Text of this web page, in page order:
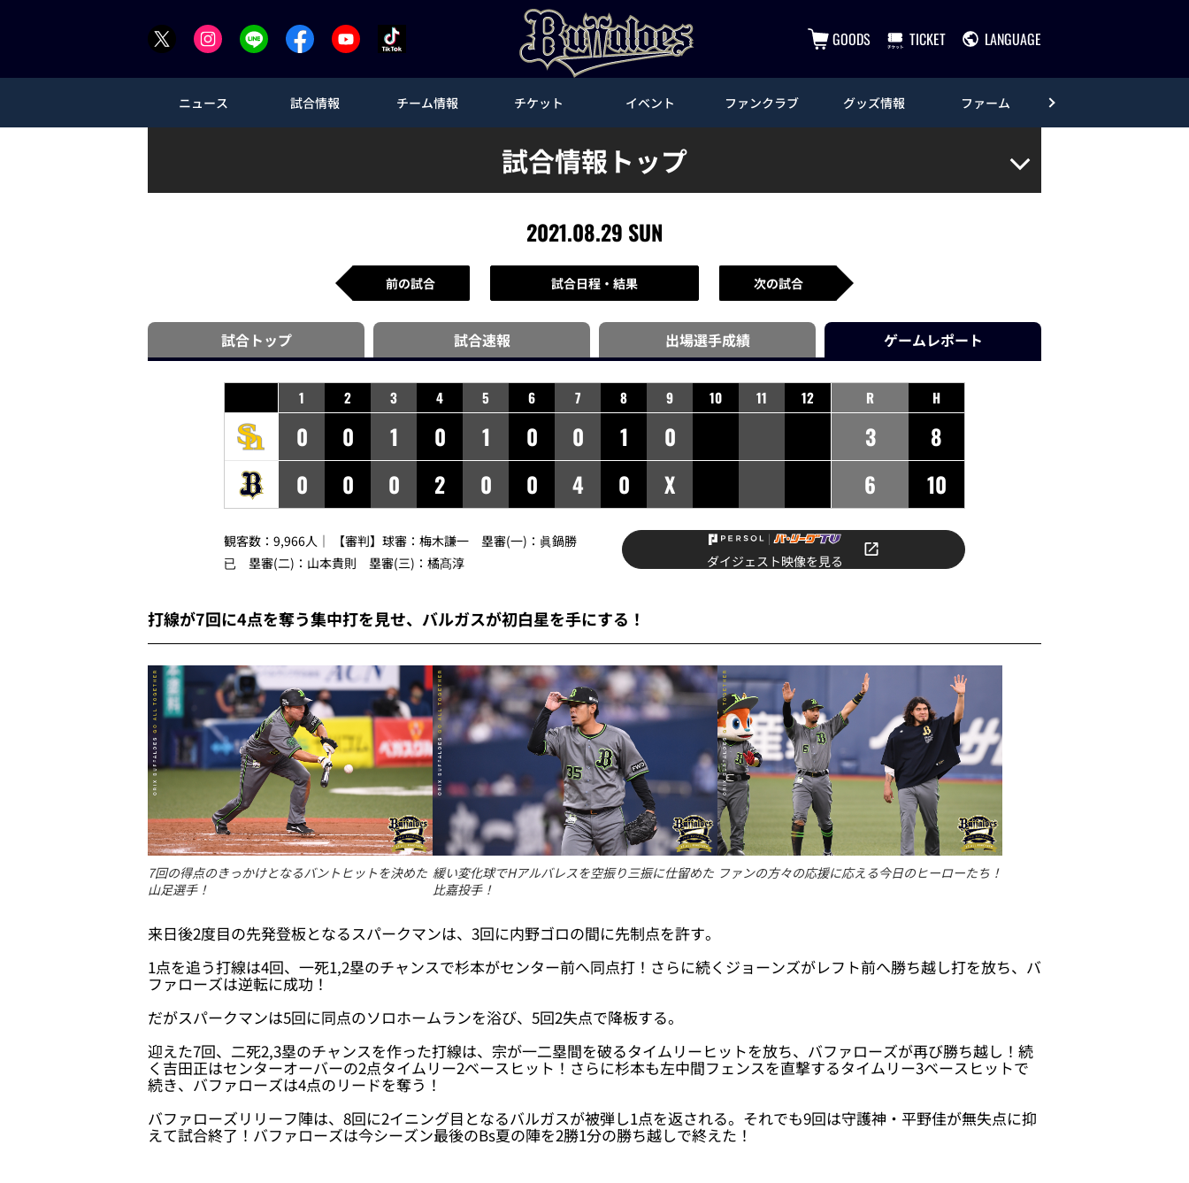
GOODS TICKET LANGUAGE
ニュース 試合情報 チーム情報 チケット イベント ファンクラブ グッズ情報 ファーム
試合情報トップ
2021.08.29 SUN
前の試合 試合日程・結果 次の試合
試合トップ 試合速報 出場選手成績 ゲームレポート
1 2 3 4 5 6 7 8 9 10 11 12
0 0 1 0 1 0 0 1
0
0
0 0 2 0 0 4 0 X
R H
3
8
6
10
観客数：9,966人｜ 【審判】球審：梅木謙一 塁審(一)：眞鍋勝
已 塁審(二)：山本貴則 塁審(三)：橘髙淳
ダイジェスト映像を見る
打線が7回に4点を奪う集中打を見せ、バルガスが初白星を手にする！
7回の得点のきっかけとなるバントヒットを決めた
山足選手！
緩い変化球でHアルバレスを空振り三振に仕留めた
比嘉投手！
ファンの方々の応援に応える今日のヒーローたち！
来日後2度目の先発登板となるスパークマンは、3回に内野ゴロの間に先制点を許す。
1点を追う打線は4回、一死1,2塁のチャンスで杉本がセンター前へ同点打！さらに続くジョーンズがレフト前へ勝ち越し打を放ち、バ
ファローズは逆転に成功！
だがスパークマンは5回に同点のソロホームランを浴び、5回2失点で降板する。
迎えた7回、二死2,3塁のチャンスを作った打線は、宗が一二塁間を破るタイムリーヒットを放ち、バファローズが再び勝ち越し！続
く吉田正はセンターオーバーの2点タイムリー2ベースヒット！さらに杉本も左中間フェンスを直撃するタイムリー3ベースヒットで
続き、バファローズは4点のリードを奪う！
バファローズリリーフ陣は、8回に2イニング目となるバルガスが被弾し1点を返される。それでも9回は守護神・平野佳が無失点に抑
えて試合終了！バファローズは今シーズン最後のBs夏の陣を2勝1分の勝ち越しで終えた！